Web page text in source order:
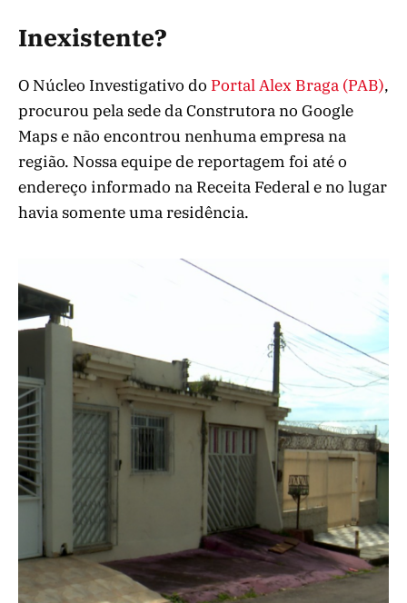
Inexistente?
O Núcleo Investigativo do Portal Alex Braga (PAB),
procurou pela sede da Construtora no Google
Maps e não encontrou nenhuma empresa na
região. Nossa equipe de reportagem foi até o
endereço informado na Receita Federal e no lugar
havia somente uma residência.